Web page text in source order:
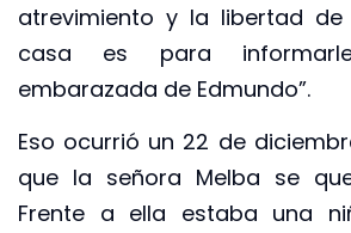
atrevimiento y la libertad
casa es para
embarazada de Edmundo”.
Eso ocurrió un 22 de
que la señora Melba se
Frente a ella estaba una